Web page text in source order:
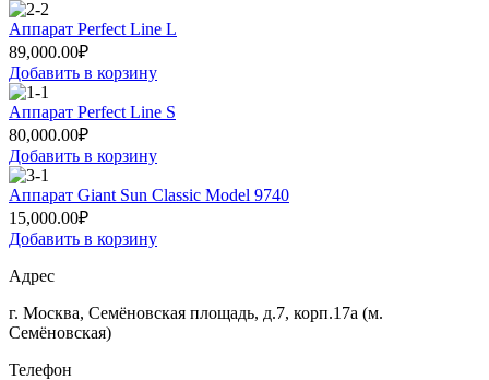
Аппарат Perfect Line L
89,000.00₽
Добавить в корзину
Аппарат Perfect Line S
80,000.00₽
Добавить в корзину
Аппарат Giant Sun Classic Model 9740
15,000.00₽
Добавить в корзину
Адрес
г. Москва, Семёновская площадь, д.7, корп.17а (м.
Семёновская)
Телефон